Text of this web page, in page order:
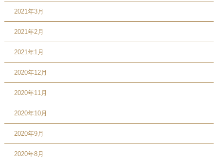
2021年3月
2021年2月
2021年1月
2020年12月
2020年11月
2020年10月
2020年9月
2020年8月